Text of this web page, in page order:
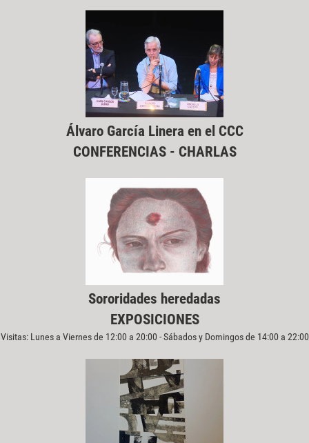
Álvaro García Linera en el CCC
CONFERENCIAS - CHARLAS
Sororidades heredadas
EXPOSICIONES
Visitas: Lunes a Viernes de 12:00 a 20:00 - Sábados y Domingos de 14:00 a 22:00